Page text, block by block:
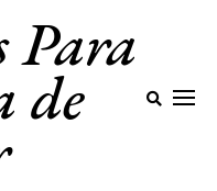
Para
de